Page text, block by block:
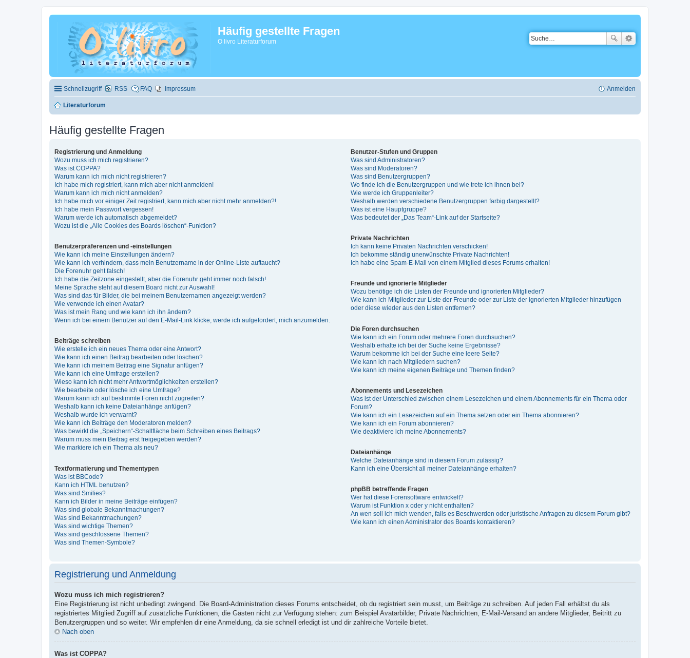
Häufig gestellte Fragen
O livro Literaturforum
Schnellzugriff RSS FAQ Impressum Anmelden
Literaturforum
Häufig gestellte Fragen
Registrierung und Anmeldung
Wozu muss ich mich registrieren?
Was ist COPPA?
Warum kann ich mich nicht registrieren?
Ich habe mich registriert, kann mich aber nicht anmelden!
Warum kann ich mich nicht anmelden?
Ich habe mich vor einiger Zeit registriert, kann mich aber nicht mehr anmelden?!
Ich habe mein Passwort vergessen!
Warum werde ich automatisch abgemeldet?
Wozu ist die „Alle Cookies des Boards löschen“-Funktion?
Benutzerpräferenzen und -einstellungen
Wie kann ich meine Einstellungen ändern?
Wie kann ich verhindern, dass mein Benutzername in der Online-Liste auftaucht?
Die Forenuhr geht falsch!
Ich habe die Zeitzone eingestellt, aber die Forenuhr geht immer noch falsch!
Meine Sprache steht auf diesem Board nicht zur Auswahl!
Was sind das für Bilder, die bei meinem Benutzernamen angezeigt werden?
Wie verwende ich einen Avatar?
Was ist mein Rang und wie kann ich ihn ändern?
Wenn ich bei einem Benutzer auf den E-Mail-Link klicke, werde ich aufgefordert, mich anzumelden.
Beiträge schreiben
Wie erstelle ich ein neues Thema oder eine Antwort?
Wie kann ich einen Beitrag bearbeiten oder löschen?
Wie kann ich meinem Beitrag eine Signatur anfügen?
Wie kann ich eine Umfrage erstellen?
Wieso kann ich nicht mehr Antwortmöglichkeiten erstellen?
Wie bearbeite oder lösche ich eine Umfrage?
Warum kann ich auf bestimmte Foren nicht zugreifen?
Weshalb kann ich keine Dateianhänge anfügen?
Weshalb wurde ich verwarnt?
Wie kann ich Beiträge den Moderatoren melden?
Was bewirkt die „Speichern“-Schaltfläche beim Schreiben eines Beitrags?
Warum muss mein Beitrag erst freigegeben werden?
Wie markiere ich ein Thema als neu?
Textformatierung und Thementypen
Was ist BBCode?
Kann ich HTML benutzen?
Was sind Smilies?
Kann ich Bilder in meine Beiträge einfügen?
Was sind globale Bekanntmachungen?
Was sind Bekanntmachungen?
Was sind wichtige Themen?
Was sind geschlossene Themen?
Was sind Themen-Symbole?
Benutzer-Stufen und Gruppen
Was sind Administratoren?
Was sind Moderatoren?
Was sind Benutzergruppen?
Wo finde ich die Benutzergruppen und wie trete ich ihnen bei?
Wie werde ich Gruppenleiter?
Weshalb werden verschiedene Benutzergruppen farbig dargestellt?
Was ist eine Hauptgruppe?
Was bedeutet der „Das Team“-Link auf der Startseite?
Private Nachrichten
Ich kann keine Privaten Nachrichten verschicken!
Ich bekomme ständig unerwünschte Private Nachrichten!
Ich habe eine Spam-E-Mail von einem Mitglied dieses Forums erhalten!
Freunde und ignorierte Mitglieder
Wozu benötige ich die Listen der Freunde und ignorierten Mitglieder?
Wie kann ich Mitglieder zur Liste der Freunde oder zur Liste der ignorierten Mitglieder hinzufügen
oder diese wieder aus den Listen entfernen?
Die Foren durchsuchen
Wie kann ich ein Forum oder mehrere Foren durchsuchen?
Weshalb erhalte ich bei der Suche keine Ergebnisse?
Warum bekomme ich bei der Suche eine leere Seite?
Wie kann ich nach Mitgliedern suchen?
Wie kann ich meine eigenen Beiträge und Themen finden?
Abonnements und Lesezeichen
Was ist der Unterschied zwischen einem Lesezeichen und einem Abonnements für ein Thema oder
Forum?
Wie kann ich ein Lesezeichen auf ein Thema setzen oder ein Thema abonnieren?
Wie kann ich ein Forum abonnieren?
Wie deaktiviere ich meine Abonnements?
Dateianhänge
Welche Dateianhänge sind in diesem Forum zulässig?
Kann ich eine Übersicht all meiner Dateianhänge erhalten?
phpBB betreffende Fragen
Wer hat diese Forensoftware entwickelt?
Warum ist Funktion x oder y nicht enthalten?
An wen soll ich mich wenden, falls es Beschwerden oder juristische Anfragen zu diesem Forum gibt?
Wie kann ich einen Administrator des Boards kontaktieren?
Registrierung und Anmeldung
Wozu muss ich mich registrieren?
Eine Registrierung ist nicht unbedingt zwingend. Die Board-Administration dieses Forums entscheidet, ob du registriert sein musst, um Beiträge zu schreiben. Auf jeden Fall erhältst du als
registriertes Mitglied Zugriff auf zusätzliche Funktionen, die Gästen nicht zur Verfügung stehen: zum Beispiel Avatarbilder, Private Nachrichten, E-Mail-Versand an andere Mitglieder, Beitritt zu
Benutzergruppen und so weiter. Wir empfehlen dir eine Anmeldung, da sie schnell erledigt ist und dir zahlreiche Vorteile bietet.
Nach oben
Was ist COPPA?